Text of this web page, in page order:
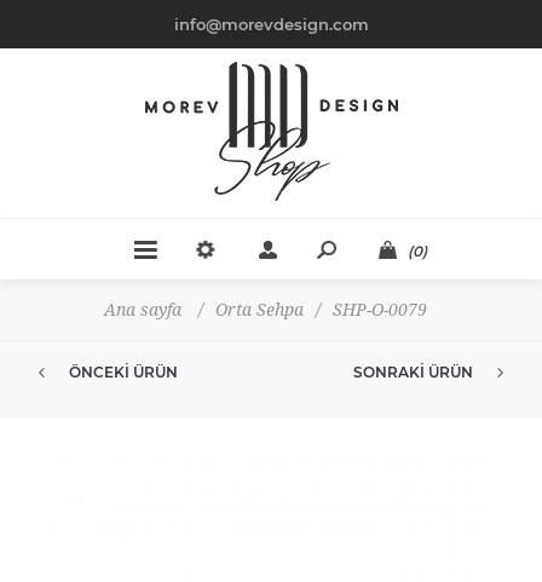
info@morevdesign.com
(0)
Ana sayfa / Orta Sehpa / SHP-O-0079
ÖNCEKI ÜRÜN SONRAKI ÜRÜN